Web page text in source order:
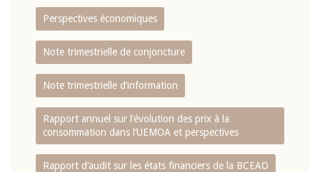
Perspectives économiques
Note trimestrielle de conjoncture
Note trimestrielle d‘information
Rapport annuel sur l‘évolution des prix à la
consommation dans l‘UEMOA et perspectives
Rapport d‘audit sur les états financiers de la BCEAO